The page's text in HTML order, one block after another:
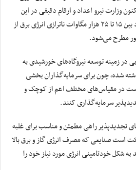
وزارت نیرو اعداد و ارقام دقیقی در این
زمینه ارائه نداده است وجود بین ۱۵ تا ۲۵ هزار مگاوات ناترازی انرژی برق از
مطرح می‌شود.
در زمینه توسعه نیروگاه‌های خورشیدی به
شده، چون برای سرمایه‌گذاران بخشی
در مقیاس‌های مختلف اعم از کوچک و
سرمایه‌گذاری کنند.
تجدیدپذیر راهی مطمئن و مناسب برای غلبه
است صنایعی که مصرف انرژی گاز و برق بالا
شکل خودتامینی انرژی مورد نیاز خود را